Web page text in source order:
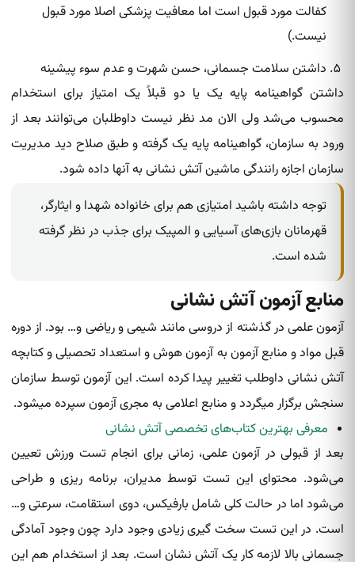
کفالت مورد قبول است اما معافیت پزشکی اصلا مورد قبول
نیست.)
داشتن سلامت جسمانی، حسن شهرت و عدم سوء پیشینه
داشتن گواهینامه پایه یک یا دو قبلاً یک امتیاز برای استخدام
محسوب می‌شد ولی الان مد نظر نیست داوطلبان می‌توانند بعد از
ورود به سازمان، گواهینامه پایه یک گرفته‌ و طبق صلاح دید مدیریت
سازمان اجازه رانندگی ماشین آتش نشانی به آنها داده‌‌ شود.
توجه داشته باشید امتیازی هم برای خانواده شهدا و ایثارگر،
قهرمانان بازی‌های آسیایی و المپیک برای جذب در نظر گرفته‌
شده‌ است.
منابع آزمون آتش نشانی
آزمون علمی در گذشته از دروسی مانند شیمی و ریاضی و… بود. از دوره
قبل مواد و منابع آزمون به آزمون هوش و استعداد تحصیلی و کتابچه
آتش نشانی داوطلب تغییر پیدا کرده‌ است. این آزمون توسط سازمان
سنجش برگزار میگردد و منابع اعلامی به مجری آزمون سپرده‌ میشود.
معرفی بهترین کتاب‌های تخصصی آتش نشانی
بعد از قبولی در آزمون علمی، زمانی برای انجام تست ورزش تعیین
می‌شود. محتوای این تست توسط مدیران، برنامه ریزی و طراحی
می‌شود اما در حالت کلی شامل بارفیکس، دوی استقامت، سرعتی و…
است. در این تست سخت گیری زیادی وجود دارد چون وجود آمادگی
جسمانی بالا لازمه کار یک آتش‌ نشان‌ است. بعد از استخدام هم این